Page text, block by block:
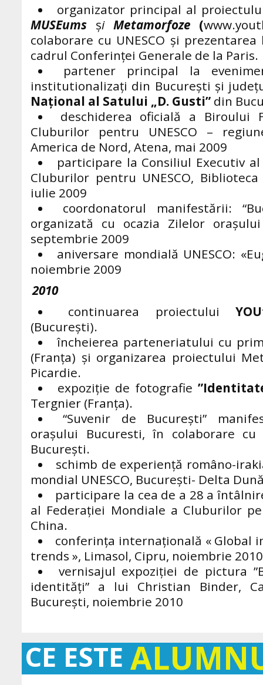
organizator principal al
MUSEums şi Metamorfoze (
colaborare cu UNESCO și
cadrul Conferinței Generale de la Paris.
partener principal la
institutionalizaţi din Bucureşti şi
Naţional al Satului „D. Gusti” din
deschiderea oficială a Biroului
Cluburilor pentru UNESCO –
America de Nord, Atena, mai 2009
participare la Consiliul Executiv
Cluburilor pentru UNESCO,
iulie 2009
coordonatorul manifestării:
organizată cu ocazia Zilelor
septembrie 2009
aniversare mondială UNESCO:
noiembrie 2009
2010
continuarea proiectului
(București).
încheierea parteneriatului cu
(Franța) și organizarea proiectului
Picardie.
expoziție de fotografie ”
Tergnier (Franța).
“Suvenir de București”
orașului Bucuresti, în colaborare
București.
schimb de experiență româno-
mondial UNESCO, București- Delta
participare la cea de a 28 a
al Federației Mondiale a Cluburilor
China.
conferinţa internaţională « Global
trends », Limasol, Cipru, noiembrie 2010
vernisajul expoziției de pictura
identități” a lui Christian Binder,
București, noiembrie 2010
CE ESTE